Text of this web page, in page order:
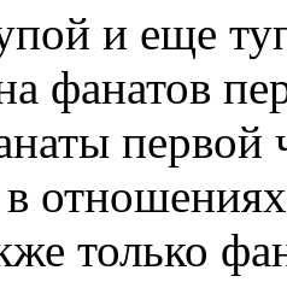
и еще
фанатов
первой
в
только